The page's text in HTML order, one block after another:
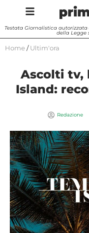
Testata Giornalistica
della Legge
Home / Ultim'ora
Ascolti tv,
Island:
Redazione